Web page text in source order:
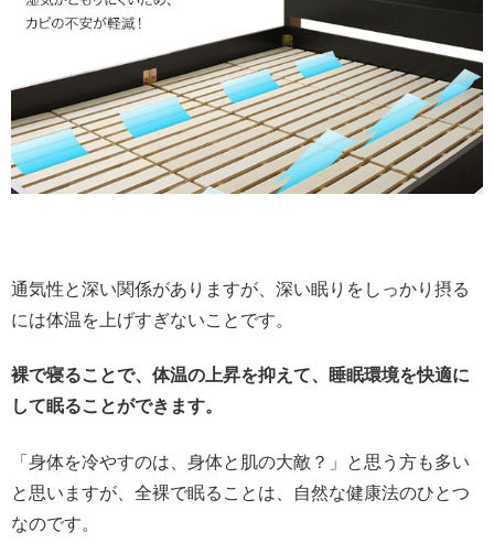
通気性と深い関係がありますが、深い眠りをしっかり摂る
には体温を上げすぎないことです。
裸で寝ることで、体温の上昇を抑えて、睡眠環境を快適に
して眠ることができます。
「身体を冷やすのは、身体と肌の大敵？」と思う方も多い
と思いますが、全裸で眠ることは、自然な健康法のひとつ
なのです。